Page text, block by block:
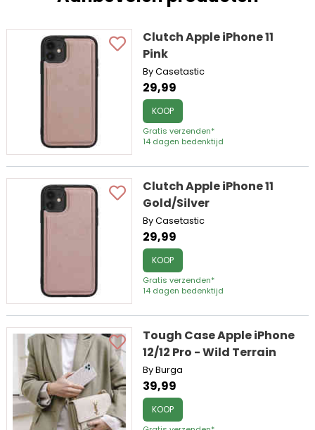
Clutch Apple iPhone 11
Pink
By Casetastic
29,99
KOOP
Gratis verzenden*
14 dagen bedenktijd
Clutch Apple iPhone 11
Gold/Silver
By Casetastic
29,99
KOOP
Gratis verzenden*
14 dagen bedenktijd
Tough Case Apple iPhone
12/12 Pro - Wild Terrain
By Burga
39,99
KOOP